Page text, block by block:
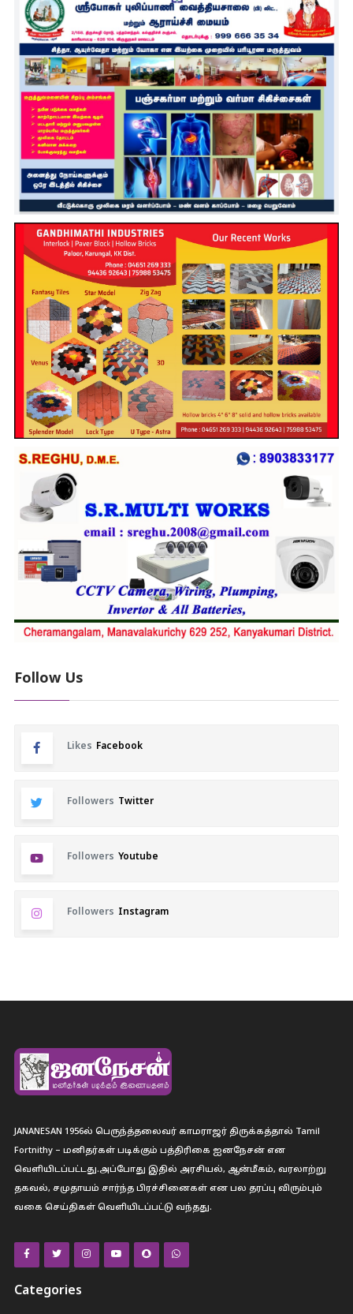
Follow Us
Likes Facebook
Followers Twitter
Followers Youtube
Followers Instagram
JANANESAN 1956ல் பெருந்த்தலைவர் காமராஜர் திருக்கத்தால் Tamil
Fortnithy – மனிதர்கள் படிக்கும் பத்திரிகை ஐனநேசன் என
வெளியிடப்பட்டது.அப்போது இதில் அரசியல், ஆன்மீகம், வரலாற்று
தகவல், சமுதாயம் சார்ந்த பிரச்சினைகள் என பல தரப்பு விரும்பும்
வகை செய்திகள் வெளியிடப்பட்டு வந்தது.
Categories